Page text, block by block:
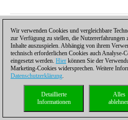
Diskutieren
Regeln für Leserkommentare
Benutzer
Kennwort
Noch kein Benutzer?Registrieren
Kommentar
Wir verwenden Cookies und vergleichbare
zur Verfügung zu stellen, die Nutzererfahrungen
Inhalte auszuspielen. Abhängig von ihrem
technisch erforderlichen Cookies auch Analyse-
eingesetzt werden. Hier können Sie der
Marketing-Cookies widersprechen. Weitere
Datenschutzerklärung.
Alles
Detaillierte
Informationen